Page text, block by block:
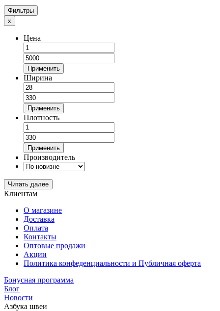
Фильтры
x
Цена
Применить
Ширина
Применить
Плотность
Применить
Производитель
Читать далее
Клиентам
О магазине
Доставка
Оплата
Контакты
Оптовые продажи
Акции
Политика конфеденциальности и Публичная оферта
Бонусная программа
Блог
Новости
Азбука швеи